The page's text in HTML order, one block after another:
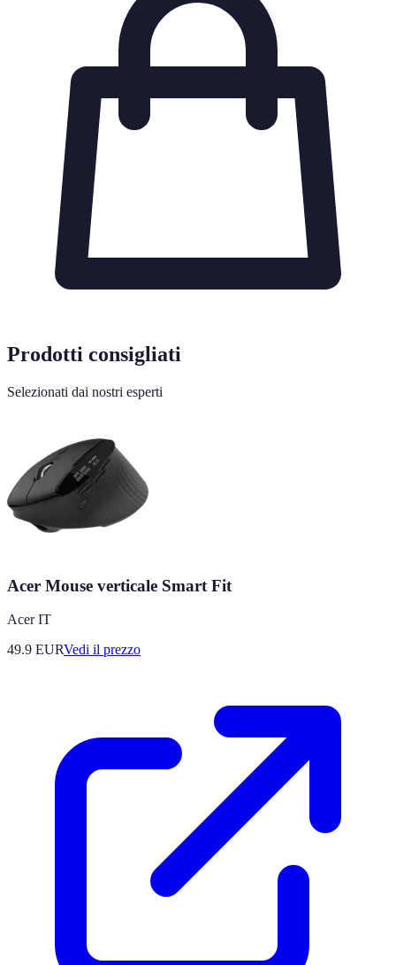
Prodotti consigliati
Selezionati dai nostri esperti
Acer Mouse verticale Smart Fit
Acer IT
49.9 EURVedi il prezzo